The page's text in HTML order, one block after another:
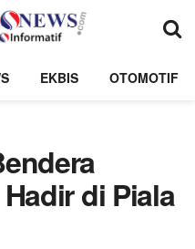
EKBIS OTOMOTIF
di Piala